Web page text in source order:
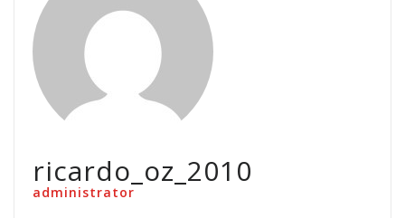
ricardo_oz_2010
administrator